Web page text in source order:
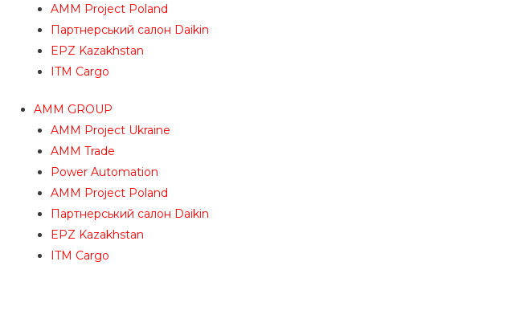
AMM Project Poland
Партнерський салон Daikin
EPZ Kazakhstan
ITM Cargo
AMM GROUP
AMM Project Ukraine
AMM Trade
Power Automation
AMM Project Poland
Партнерський салон Daikin
EPZ Kazakhstan
ITM Cargo